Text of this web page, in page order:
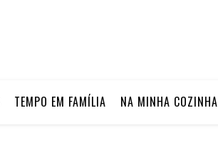
TEMPO EM FAMÍLIA NA MINHA COZINHA